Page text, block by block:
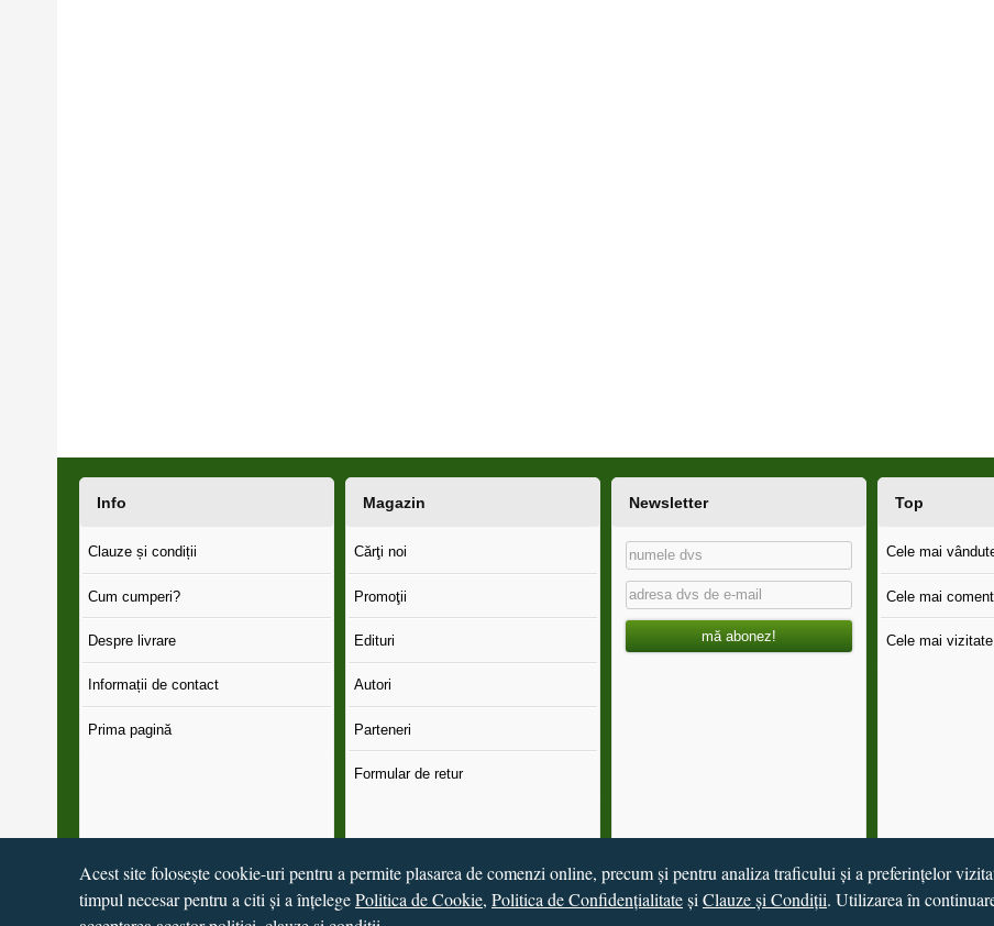
Info
Clauze și condiții
Cum cumperi?
Despre livrare
Informații de contact
Prima pagină
Magazin
Cărţi noi
Promoţii
Edituri
Autori
Parteneri
Formular de retur
Newsletter
mă abonez!
Top
Cele mai
Cele mai
Cele mai
© 2016 - 2026 S.C. CCN Books SRL Magazin online
Acest site folosește cookie-uri pentru a permite plasarea de comenzi online, precum și pentru analiza traficului și a preferințelor
timpul necesar pentru a citi și a înțelegePolitica de Cookie, Politica de Confidențialitateși Clauze și Condiții. Utilizarea în